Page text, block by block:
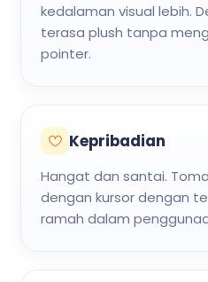
kedalaman visual lebih.
terasa plush tanpa
pointer.
Kepribadian
Hangat dan santai.
dengan kursor dengan
ramah dalam